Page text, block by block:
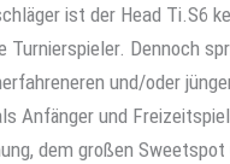
ist der Head Ti.S6
Turnierspieler. Dennoch
und/oder
Anfänger und
dem großen